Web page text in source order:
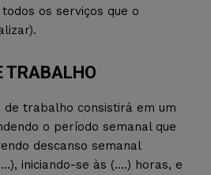
os serviços que o
TRABALHO
de trabalho consistirá em um
o período semanal que
descanso semanal
iniciando-se às (….) horas, e